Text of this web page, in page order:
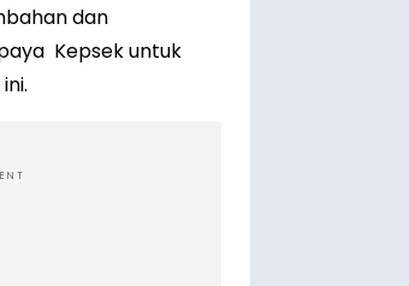
dan
Kepsek untuk